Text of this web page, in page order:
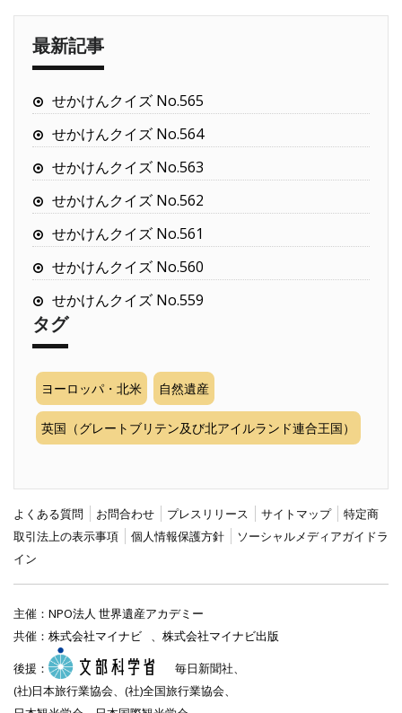
最新記事
せかけんクイズ No.565
せかけんクイズ No.564
せかけんクイズ No.563
せかけんクイズ No.562
せかけんクイズ No.561
せかけんクイズ No.560
せかけんクイズ No.559
タグ
ヨーロッパ・北米 自然遺産
英国（グレートブリテン及び北アイルランド連合王国）
よくある質問 お問合わせ プレスリリース サイトマップ
特定商
取引法上の表示事項
個人情報保護方針
ソーシャルメディアガイドラ
イン
主催： NPO法人 世界遺産アカデミー
共催： 株式会社マイナビ 、 株式会社マイナビ出版
後援：
毎日新聞社、
(社)日本旅行業協会、(社)全国旅行業協会、